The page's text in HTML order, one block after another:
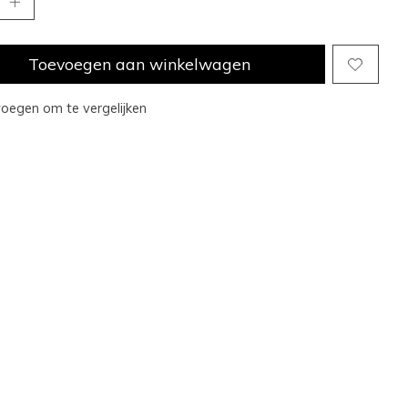
Toevoegen aan winkelwagen
om te vergelijken